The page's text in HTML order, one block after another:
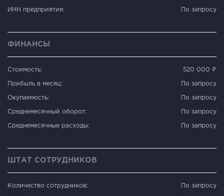
ИНН предприятия: По запросу
ФИНАНСЫ
Стоимость: 520 000 ₽
Прибыль в месяц: По запросу
Окупаемость: По запросу
Среднемесячный оборот: По запросу
Среднемесячные расходы: По запросу
ШТАТ СОТРУДНИКОВ
Количество сотрудников: По запросу